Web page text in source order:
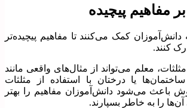
کمک می‌کنند تا مفاهیم پیچیده‌تر
کنند.
معلم می‌تواند از مثال‌های واقعی مانند
ساختمان‌ها یا درختان با استفاده از مثلثات
باعث می‌شود دانش‌آموزان مفاهیم را بهتر
را به خاطر بسپارند.